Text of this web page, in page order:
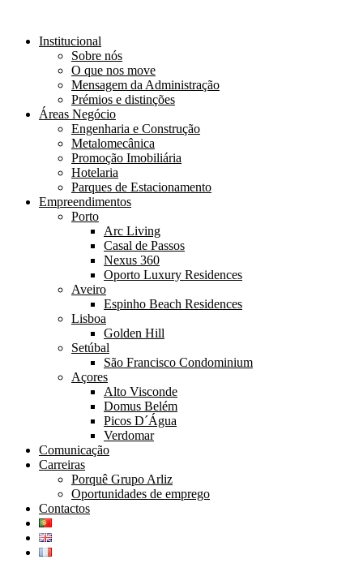
Institucional
Sobre nós
O que nos move
Mensagem da Administração
Prémios e distinções
Áreas Negócio
Engenharia e Construção
Metalomecânica
Promoção Imobiliária
Hotelaria
Parques de Estacionamento
Empreendimentos
Porto
Arc Living
Casal de Passos
Nexus 360
Oporto Luxury Residences
Aveiro
Espinho Beach Residences
Lisboa
Golden Hill
Setúbal
São Francisco Condominium
Açores
Alto Visconde
Domus Belém
Picos D´Água
Verdomar
Comunicação
Carreiras
Porquê Grupo Arliz
Oportunidades de emprego
Contactos